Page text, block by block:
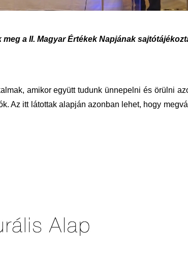
a II. Magyar Értékek Napjának
amikor együtt tudunk ünnepelni és örülni
Az itt látottak alapján azonban lehet, hogy